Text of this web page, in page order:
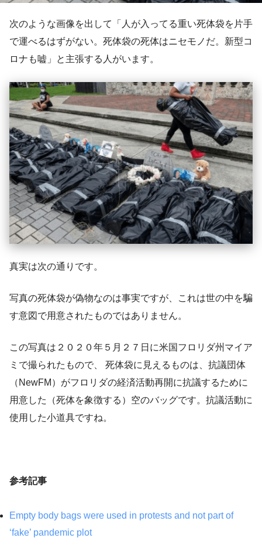
次のような画像を出して「人が入ってる重い死体袋を片手
で運べるはずがない。死体袋の死体はニセモノだ。新型コ
ロナも嘘」と主張する人がいます。
真実は次の通りです。
写真の死体袋が偽物なのは事実ですが、これは世の中を騙
す意図で用意されたものではありません。
この写真は２０２０年５月２７日に米国フロリダ州マイア
ミで撮られたもので、 死体袋に見えるものは、抗議団体
（NewFM）がフロリダの経済活動再開に抗議するために
用意した（死体を象徴する）空のバッグです。抗議活動に
使用した小道具ですね。
参考記事
Empty body bags were used in protests and not part of
‘fake’ pandemic plot